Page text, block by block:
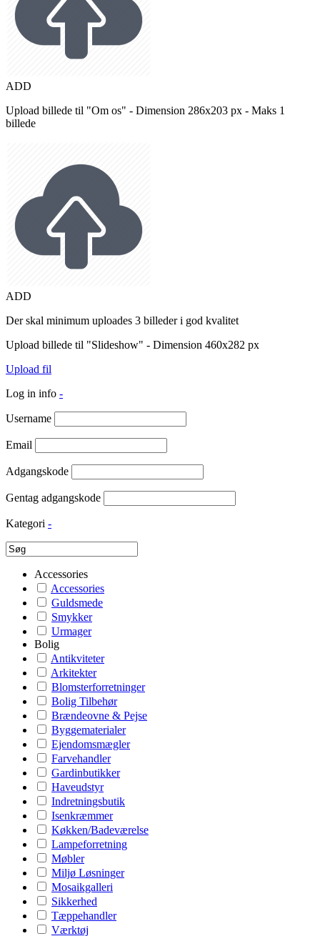
ADD
Upload billede til "Om os" - Dimension 286x203 px - Maks 1
billede
ADD
Der skal minimum uploades 3 billeder i god kvalitet
Upload billede til "Slideshow" - Dimension 460x282 px
Upload fil
Log in info -
Username
Email
Adgangskode
Gentag adgangskode
Kategori -
Accessories
Accessories
Guldsmede
Smykker
Urmager
Bolig
Antikviteter
Arkitekter
Blomsterforretninger
Bolig Tilbehør
Brændeovne & Pejse
Byggematerialer
Ejendomsmægler
Farvehandler
Gardinbutikker
Haveudstyr
Indretningsbutik
Isenkræmmer
Køkken/Badeværelse
Lampeforretning
Møbler
Miljø Løsninger
Mosaikgalleri
Sikkerhed
Tæppehandler
Værktøj